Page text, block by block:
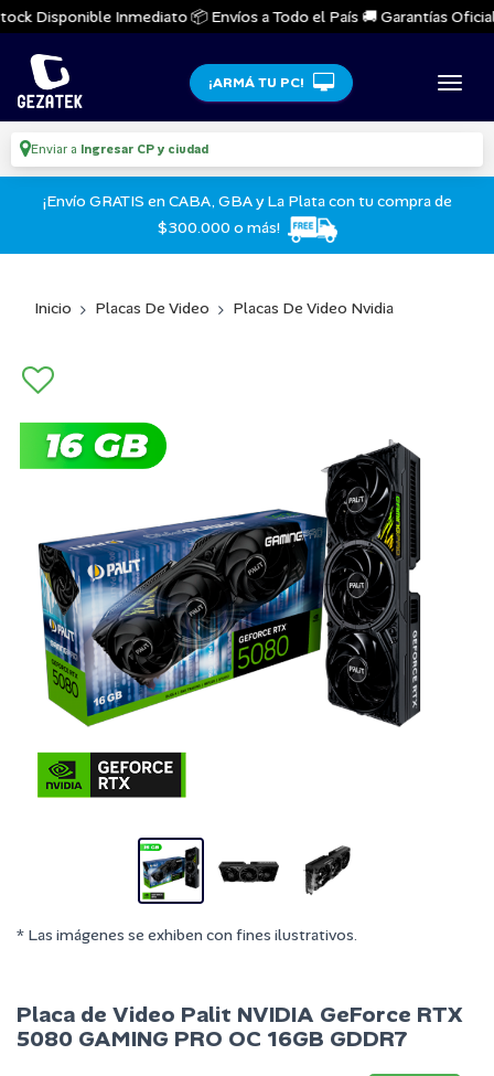
Disponible Inmediato 📦 Envíos a Todo el País 🚚 Garantías
¡ARMÁ TU PC!
Enviar a Ingresar CP y ciudad
¡Envío GRATIS en CABA, GBA y La Plata con tu compra de
$300.000 o más!
Inicio Placas De Video Placas De Video Nvidia
* Las imágenes se exhiben con fines ilustrativos.
Placa de Video Palit NVIDIA GeForce RTX
5080 GAMING PRO OC 16GB GDDR7